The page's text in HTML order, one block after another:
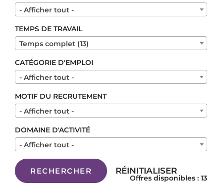
- Afficher tout -
TEMPS DE TRAVAIL
Temps complet (13)
CATÉGORIE D'EMPLOI
- Afficher tout -
MOTIF DU RECRUTEMENT
- Afficher tout -
DOMAINE D'ACTIVITÉ
- Afficher tout -
RECHERCHER RÉINITIALISER
Offres disponibles : 13